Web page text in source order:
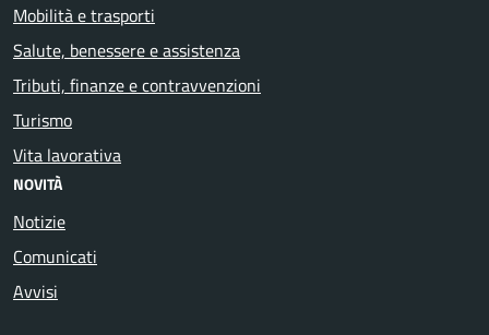
Mobilità e trasporti
Salute, benessere e assistenza
Tributi, finanze e contravvenzioni
Turismo
Vita lavorativa
NOVITÀ
Notizie
Comunicati
Avvisi